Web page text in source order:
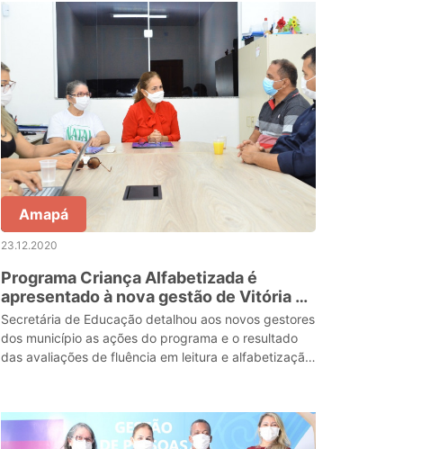
Amapá
23.12.2020
Programa Criança Alfabetizada é
apresentado à nova gestão de Vitória do
Jari
Secretária de Educação detalhou aos novos gestores
dos município as ações do programa e o resultado
das avaliações de fluência em leitura e alfabetização